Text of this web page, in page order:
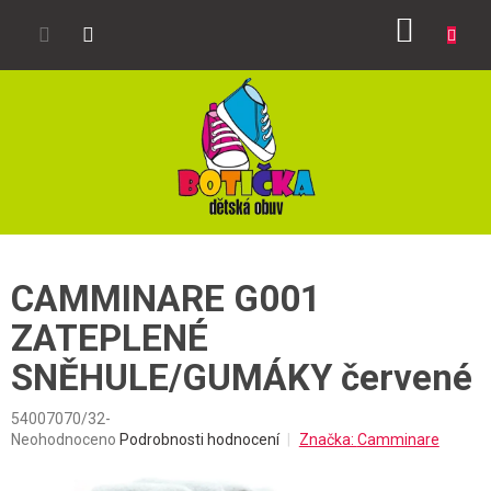
CAMMINARE G001
ZATEPLENÉ
SNĚHULE/GUMÁKY červené
54007070/32-
Průměrné
Neohodnoceno Podrobnosti hodnocení Značka: Camminare